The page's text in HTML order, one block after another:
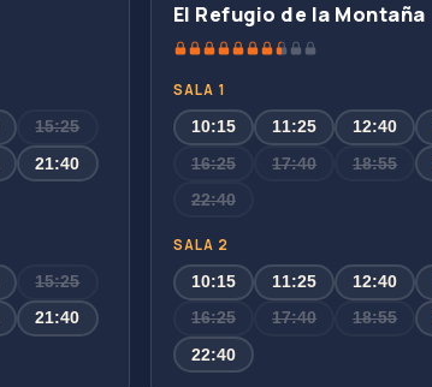
15:25
21:40
15:25
21:40
El Refugio de la Montaña
SALA 1
10:15 11:25 12:40
16:25 17:40 18:55
22:40
SALA 2
10:15 11:25 12:40
16:25 17:40 18:55
22:40